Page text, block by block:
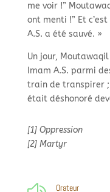
me voir !”
ont menti !” Et
A.S. a été sauvé. »
Un jour,
Imam A.S. parmi
train de transpirer
était déshonoré
[1] Oppression
[2] Martyr
Orateur